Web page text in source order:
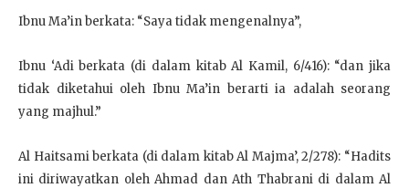
Ibnu Ma’in berkata: “Saya tidak mengenalnya”,
Ibnu ‘Adi berkata (di dalam kitab Al Kamil, 6/416): “dan jika
tidak diketahui oleh Ibnu Ma’in berarti ia adalah seorang
yang majhul.”
Al Haitsami berkata (di dalam kitab Al Majma’, 2/278): “Hadits
ini diriwayatkan oleh Ahmad dan Ath Thabrani di dalam Al